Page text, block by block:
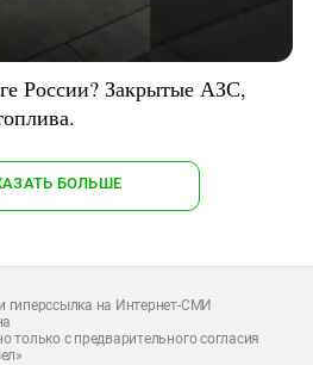
России? Закрытые АЗС,
БОЛЬШЕ
на Интернет-СМИ
с предварительного согласия